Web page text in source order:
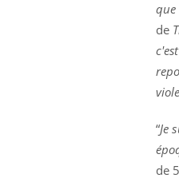
que
de
“Je
de